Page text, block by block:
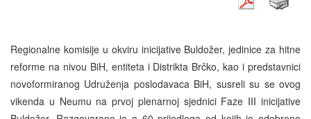
Regionalne komisije u okviru inicijative Buldožer, jedinice za hitne
reforme na nivou BiH, entiteta i Distrikta Brčko, kao i predstavnici
novoformiranog Udruženja poslodavaca BiH, susreli su se ovog
vikenda u Neumu na prvoj plenarnoj sjednici Faze III inicijative